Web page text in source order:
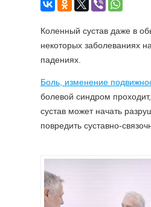
Коленный сустав даже в
некоторых заболеваниях
падениях.
Боль, изменение
болевой синдром
сустав может начать
повредить суставно-